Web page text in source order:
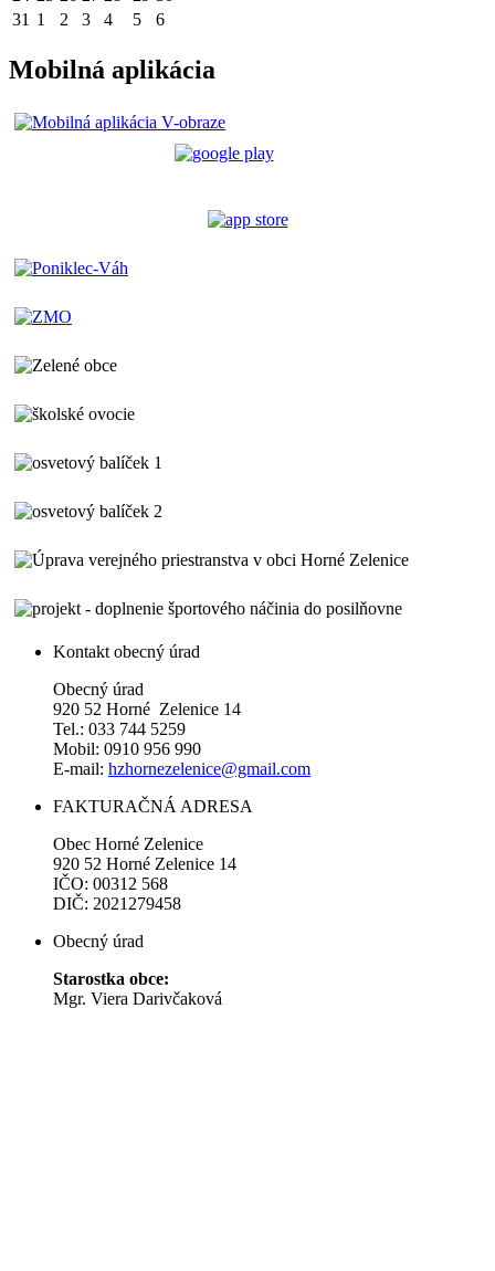
31 1 2 3 4 5 6
Mobilná aplikácia
Kontakt obecný úrad
Obecný úrad
920 52 Horné Zelenice 14
Tel.: 033 744 5259
Mobil: 0910 956 990
E-mail: hzhornezelenice@gmail.com
FAKTURAČNÁ ADRESA
Obec Horné Zelenice
920 52 Horné Zelenice 14
IČO: 00312 568
DIČ: 2021279458
Obecný úrad
Starostka obce:
Mgr. Viera Darivčaková